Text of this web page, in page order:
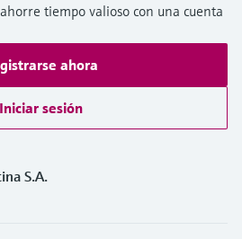
tiempo valioso con una cuenta
ahora
Iniciar sesión
S.A.